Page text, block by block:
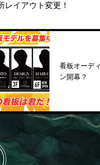
レイアウト変更！
看板オーディショ
ン開幕？